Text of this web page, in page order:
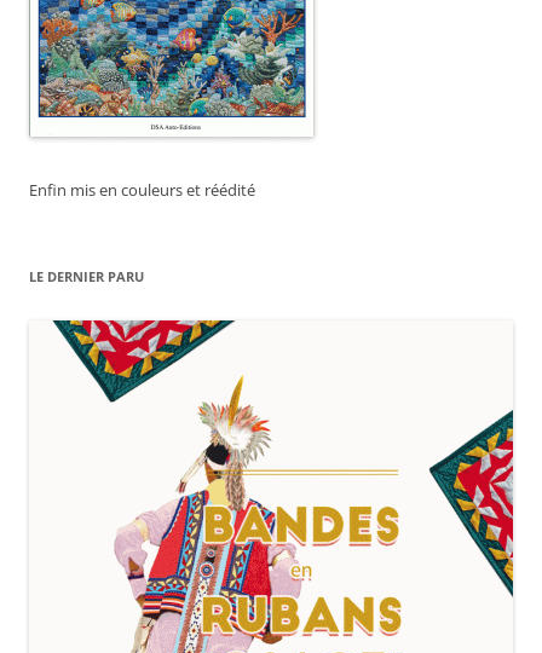
Enfin mis en couleurs et réédité
LE DERNIER PARU